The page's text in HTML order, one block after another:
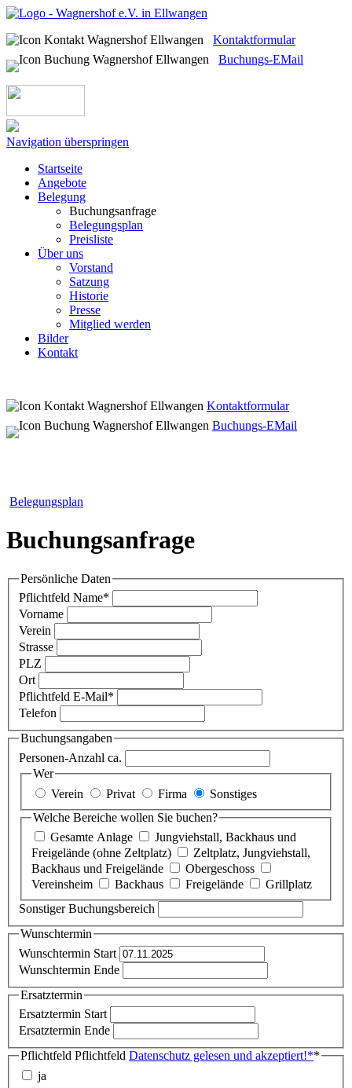
Kontaktformular
Buchungs-EMail
Navigation überspringen
Startseite
Angebote
Belegung
Buchungsanfrage
Belegungsplan
Preisliste
Über uns
Vorstand
Satzung
Historie
Presse
Mitglied werden
Bilder
Kontakt
Kontaktformular
Buchungs-EMail
Belegungsplan
Buchungsanfrage
Persönliche Daten
Pflichtfeld Name*
Vorname
Verein
Strasse
PLZ
Ort
Pflichtfeld E-Mail*
Telefon
Buchungsangaben
Personen-Anzahl ca.
Wer
Verein
Privat Firma
Sonstiges
Welche Bereiche wollen Sie buchen?
Gesamte Anlage
Jungviehstall, Backhaus und
Freigelände (ohne Zeltplatz)
Zeltplatz, Jungviehstall,
Backhaus und Freigelände
Obergeschoss
Vereinsheim
Backhaus Freigelände
Grillplatz
Sonstiger Buchungsbereich
Wunschtermin
Wunschtermin Start
Wunschtermin Ende
Ersatztermin
Ersatztermin Start
Ersatztermin Ende
Pflichtfeld Pflichtfeld Datenschutz gelesen und akzeptiert!**
ja